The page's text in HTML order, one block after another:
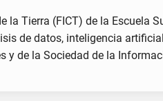
la Tierra (FICT) de la
de datos, inteligencia
y de la Sociedad de la